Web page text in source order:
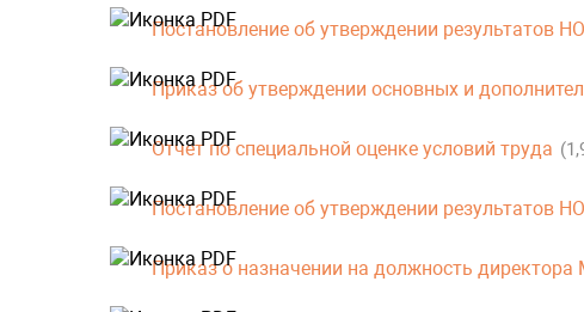
Постановление об утверждении результатов
Приказ об утверждении основных и
Отчет по специальной оценке условий труда
Постановление об утверждении результатов
Приказ о назначении на должность